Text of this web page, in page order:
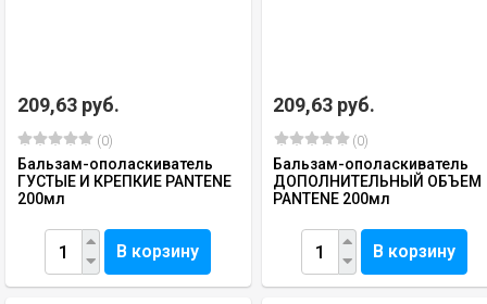
209,63 руб.
(0)
Бальзам-ополаскиватель
ГУСТЫЕ И КРЕПКИЕ PANTENE
200мл
В корзину
209,63 руб.
(0)
Бальзам-ополаскиватель
ДОПОЛНИТЕЛЬНЫЙ ОБЪЕМ
PANTENE 200мл
В корзину